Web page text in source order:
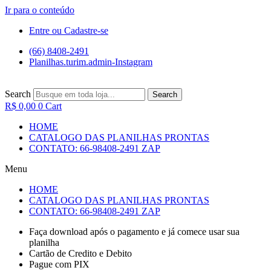
Ir para o conteúdo
Entre ou Cadastre-se
(66) 8408-2491
Planilhas.turim.admin-Instagram
Search Search
R$ 0,00 0 Cart
HOME
CATALOGO DAS PLANILHAS PRONTAS
CONTATO: 66-98408-2491 ZAP
Menu
HOME
CATALOGO DAS PLANILHAS PRONTAS
CONTATO: 66-98408-2491 ZAP
Faça download após o pagamento e já comece usar sua
planilha
Cartão de Credito e Debito
Pague com PIX